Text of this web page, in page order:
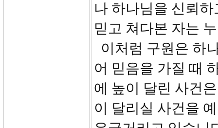
나 하나님을 신뢰
믿고 쳐다본 자는
이처럼 구원은 하
어 믿음을 가질 때
에 높이 달린 사건
이 달리실 사건을